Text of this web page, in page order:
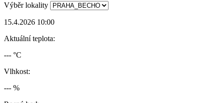
Výběr lokality
15.4.2026 10:00
Aktuální teplota:
--- °C
Vlhkost:
--- %